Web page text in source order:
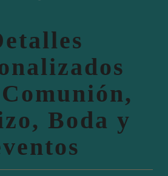
Boda y